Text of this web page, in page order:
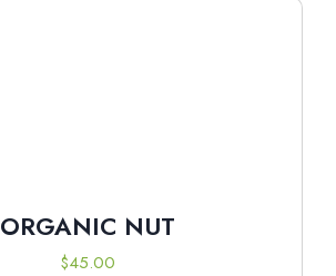
ORGANIC NUT
$45.00